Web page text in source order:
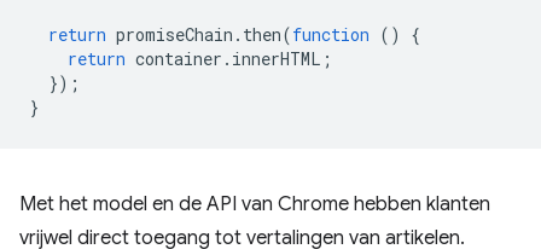
return promiseChain . then(function ()
{
return container . innerHTML ;
});
}
Met het model en de API van Chrome hebben klanten
vrijwel direct toegang tot vertalingen van artikelen.